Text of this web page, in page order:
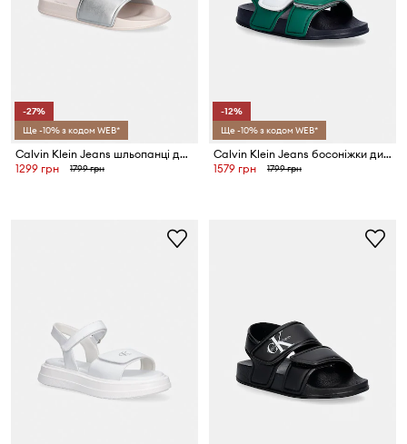
-27%
Ще -10% з кодом WEB*
Calvin Klein Jeans шльопанці для басейну дитячі
1299 грн
1799 грн
-12%
Ще -10% з кодом WEB*
Calvin Klein Jeans босоніжки дитячі
1579 грн
1799 грн